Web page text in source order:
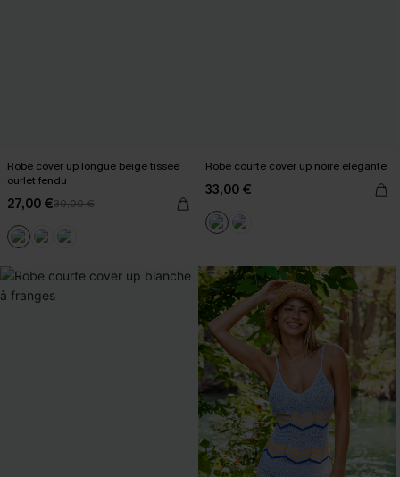
Robe cover up longue beige tissée
ourlet fendu
27,00 €30,00 €
Robe courte cover up noire élégante
33,00 €